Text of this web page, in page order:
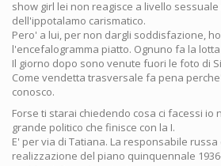
show girl lei non reagisce a livello
dell'ippotalamo carismatico.
Pero' a lui, per non dargli soddisfazione,
l'encefalogramma piatto. Ognuno fa la
Il giorno dopo sono venute fuori le foto di
Come vendetta trasversale fa pena
conosco.
Forse ti starai chiedendo cosa ci facessi io
grande politico che finisce con la I.
E' per via di Tatiana. La responsabile
realizzazione del piano quinquennale